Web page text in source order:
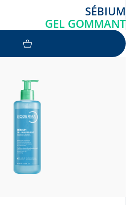
SÉBIUM
GEL GOMMANT